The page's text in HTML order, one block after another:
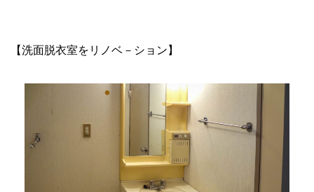
【洗面脱衣室をリノベ－ション】